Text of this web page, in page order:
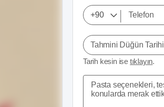
Tahmini Düğün Tarihi
Tarih kesin ise tıklayın.